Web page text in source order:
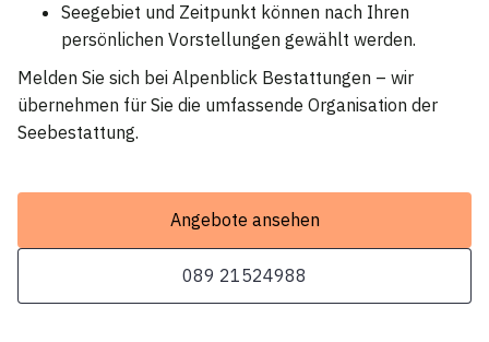
Seegebiet und Zeitpunkt können nach Ihren
persönlichen Vorstellungen gewählt werden.
Melden Sie sich bei Alpenblick Bestattungen – wir
übernehmen für Sie die umfassende Organisation der
Seebestattung.
Angebote ansehen
089 21524988